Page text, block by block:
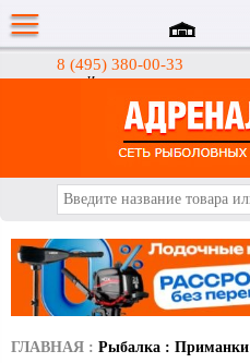
8 (495) 380-00-33
Интернет-магазин
ГЛАВНАЯ : Рыбалка : Приманки